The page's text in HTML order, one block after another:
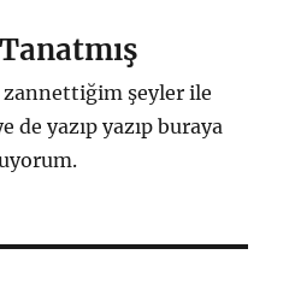
şeyler ile
yazıp yazıp buraya